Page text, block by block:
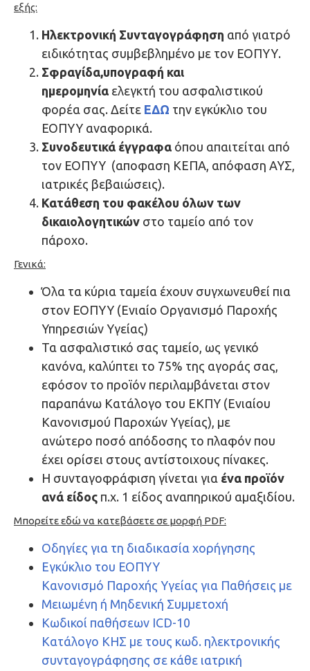
εξής:
Ηλεκτρονική Συνταγογράφηση από γιατρό
ειδικότητας συμβεβλημένο με τον ΕΟΠΥΥ.
Σφραγίδα,υπογραφή και
ημερομηνία ελεγκτή του ασφαλιστικού
φορέα σας. Δείτε ΕΔΩ την εγκύκλιο του
ΕΟΠΥΥ αναφορικά.
Συνοδευτικά έγγραφα όπου απαιτείται από
τον ΕΟΠΥΥ (αποφαση ΚΕΠΑ, απόφαση ΑΥΣ,
ιατρικές βεβαιώσεις).
Κατάθεση του φακέλου όλων των
δικαιολογητικών στο ταμείο από τον
πάροχο.
Γενικά:
Όλα τα κύρια ταμεία έχουν συγχωνευθεί πια
στον ΕΟΠΥΥ (Ενιαίο Οργανισμό Παροχής
Υπηρεσιών Υγείας)
Τα ασφαλιστικό σας ταμείο, ως γενικό
κανόνα, καλύπτει το 75% της αγοράς σας,
εφόσον το προϊόν περιλαμβάνεται στον
παραπάνω Κατάλογο του ΕΚΠΥ (Ενιαίου
Κανονισμού Παροχών Υγείας), με
ανώτερο ποσό απόδοσης το πλαφόν που
έχει ορίσει στους αντίστοιχους πίνακες.
Η συνταγοφράφιση γίνεται για ένα προϊόν
ανά είδος π.χ. 1 είδος αναπηρικού αμαξιδίου.
Μπορείτε εδώ να κατεβάσετε σε μορφή PDF:
Οδηγίες για τη διαδικασία χορήγησης
Εγκύκλιο του ΕΟΠΥΥ
Κανονισμό Παροχής Υγείας για Παθήσεις με
Μειωμένη ή Μηδενική Συμμετοχή
Κωδικοί παθήσεων ICD-10
Κατάλογο ΚΗΣ με τους κωδ. ηλεκτρονικής
συνταγογράφησης σε κάθε ιατρική